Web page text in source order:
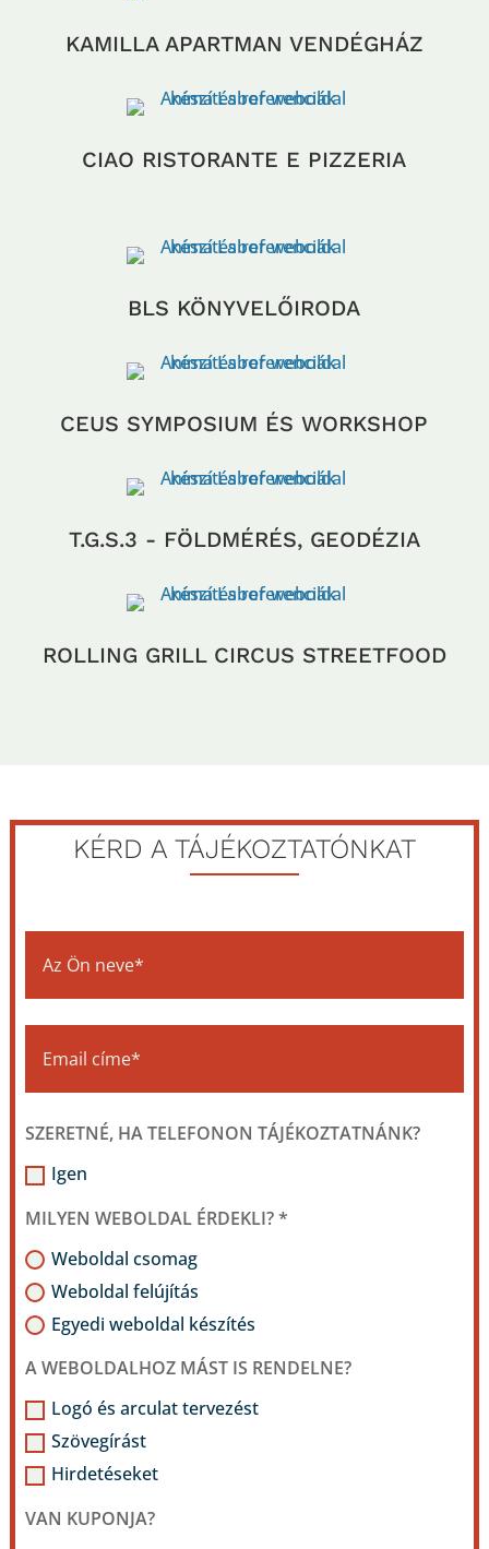
KAMILLA APARTMAN VENDÉGHÁZ
CIAO RISTORANTE E PIZZERIA
BLS KÖNYVELŐIRODA
CEUS SYMPOSIUM ÉS WORKSHOP
T.G.S.3 - FÖLDMÉRÉS, GEODÉZIA
ROLLING GRILL CIRCUS STREETFOOD
KÉRD A TÁJÉKOZTATÓNKAT
SZERETNÉ, HA TELEFONON TÁJÉKOZTATNÁNK?
Igen
MILYEN WEBOLDAL ÉRDEKLI? *
Weboldal csomag
Weboldal felújítás
Egyedi weboldal készítés
A WEBOLDALHOZ MÁST IS RENDELNE?
Logó és arculat tervezést
Szövegírást
Hirdetéseket
VAN KUPONJA?